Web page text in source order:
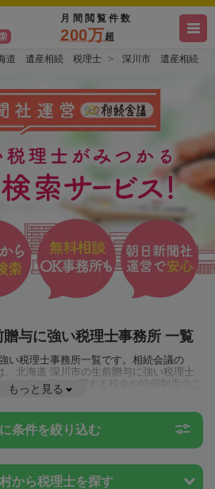
月間閲覧件数
200万超
道 遺産相続 税理士 深川市 遺産相続
与に強い税理士事務所 一覧
い税理士事務所一覧です。相続会議の
、北海道 深川市の生前贈与に強い税理士
来ます。相続に関する税金や特例制度のこ
してみましょう。
もっと見る
条件を絞り込む
から税理士を探す